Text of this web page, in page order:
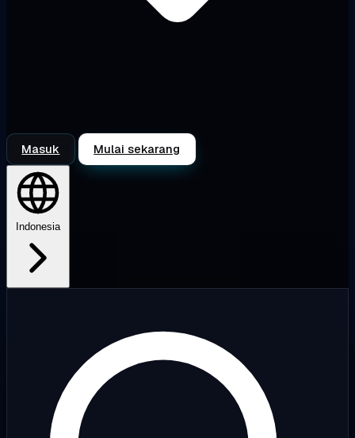
Masuk Mulai sekarang
Indonesia